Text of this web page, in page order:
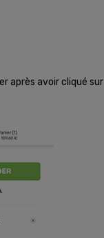
après avoir cliqué sur